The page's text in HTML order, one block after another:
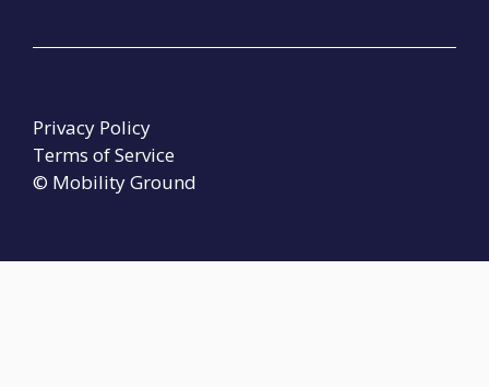
© Mobility Ground
Privacy Policy
Terms of Service